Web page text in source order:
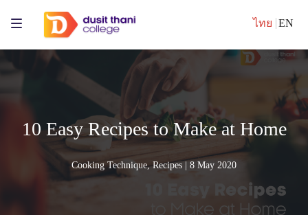
ไทย EN
10 Easy Recipes to Make at Home
Cooking Technique,Recipes | 8 May 2020